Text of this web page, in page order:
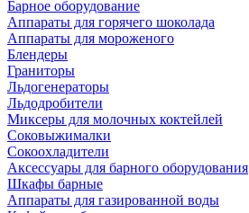
Барное оборудование
Аппараты для горячего шоколада
Аппараты для мороженого
Блендеры
Граниторы
Льдогенераторы
Льдодробители
Миксеры для молочных коктейлей
Соковыжималки
Сокоохладители
Аксессуары для барного оборудования
Шкафы барные
Аппараты для газированной воды